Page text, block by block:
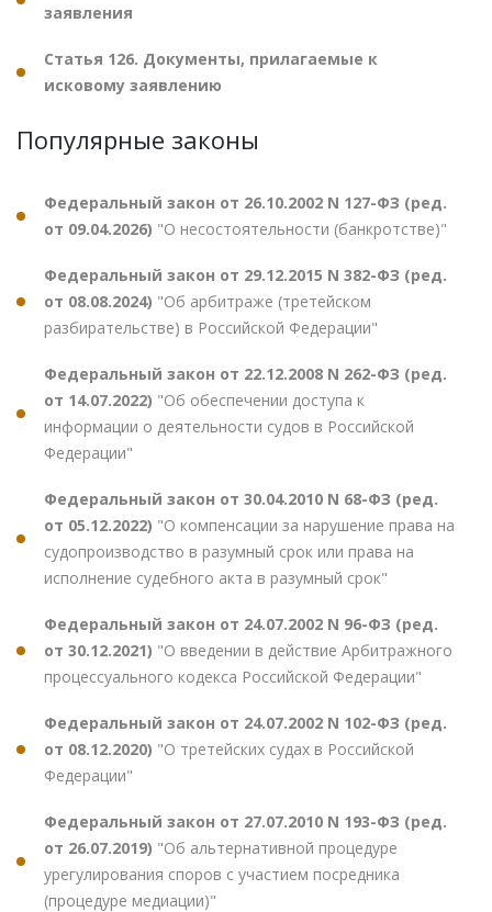
заявления
Статья 126. Документы, прилагаемые к
исковому заявлению
Популярные законы
Федеральный закон от 26.10.2002 N 127-ФЗ (ред.
от 09.04.2026) "О несостоятельности (банкротстве)"
Федеральный закон от 29.12.2015 N 382-ФЗ (ред.
от 08.08.2024) "Об арбитраже (третейском
разбирательстве) в Российской Федерации"
Федеральный закон от 22.12.2008 N 262-ФЗ (ред.
от 14.07.2022) "Об обеспечении доступа к
информации о деятельности судов в Российской
Федерации"
Федеральный закон от 30.04.2010 N 68-ФЗ (ред.
от 05.12.2022) "О компенсации за нарушение права на
судопроизводство в разумный срок или права на
исполнение судебного акта в разумный срок"
Федеральный закон от 24.07.2002 N 96-ФЗ (ред.
от 30.12.2021) "О введении в действие Арбитражного
процессуального кодекса Российской Федерации"
Федеральный закон от 24.07.2002 N 102-ФЗ (ред.
от 08.12.2020) "О третейских судах в Российской
Федерации"
Федеральный закон от 27.07.2010 N 193-ФЗ (ред.
от 26.07.2019) "Об альтернативной процедуре
урегулирования споров с участием посредника
(процедуре медиации)"